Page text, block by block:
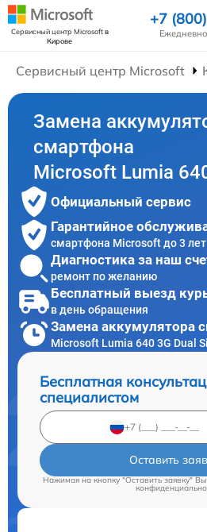
Сервисный центр Microsoftв
Кирове
+7
Сервисный центр Microsoft
Замена
смартфона
Microsoft Lumia
Официальный сервис
Гарантийное
смартфона Microsoft до 3 лет
Диагностика за наш
ремонт по желанию
Бесплатный выезд
в день обращения
Замена аккумулятора
Microsoft Lumia 640 3G Dual
Бесплатная
специалистом
Оставить
Нажимая на кнопку "Оставить заявку"